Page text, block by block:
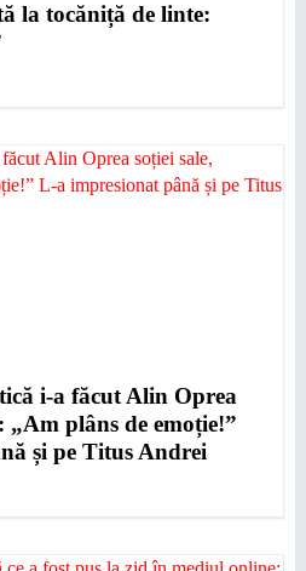
la tocăniță de linte:
i-a făcut Alin Oprea
„Am plâns de emoție!”
și pe Titus Andrei